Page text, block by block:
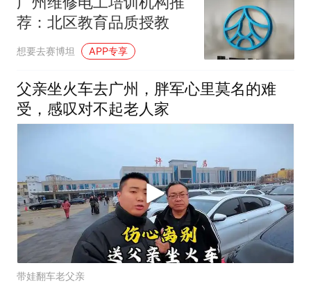
荐：北区教育品质授教
想要去赛博坦 APP专享
父亲坐火车去广州，胖军心里莫名的难
受，感叹对不起老人家
带娃翻车老父亲